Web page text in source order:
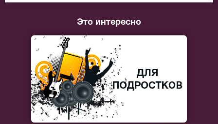
Это интересно